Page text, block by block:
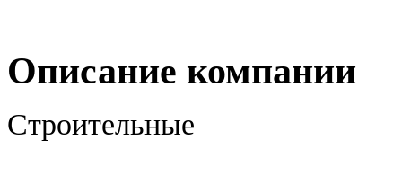
Описание компании
Строительные